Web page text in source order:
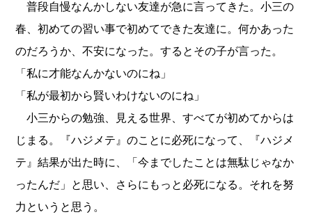
普段自慢なんかしない友達が急に言ってきた。小三の
春、初めての習い事で初めてできた友達に。何かあった
のだろうか、不安になった。するとその子が言った。
「私に才能なんかないのにね」
「私が最初から賢いわけないのにね」
小三からの勉強、見える世界、すべてが初めてからは
じまる。『ハジメテ』のことに必死になって、『ハジメ
テ』結果が出た時に、「今までしたことは無駄じゃなか
ったんだ」と思い、さらにもっと必死になる。それを努
力というと思う。